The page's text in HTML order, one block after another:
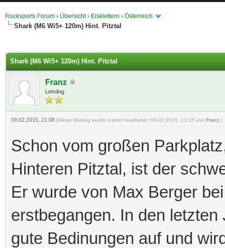
Rocksports Forum › Übersicht› Eisklettern › Österreich
Shark (M6 Wi5+ 120m) Hint. Pitztal
Shark (M6 Wi5+ 120m) Hint. Pitztal
Franz
Lehrling
09.02.2015, 21:08 (Dieser Beitrag wurde zuletzt bearbeitet: 09.02.2015, 21:15 von Franz .)
Schon vom großen
Hinteren Pitztal, ist der
Er wurde von Max Berger
erstbegangen. In den
gute Bedinungen auf und